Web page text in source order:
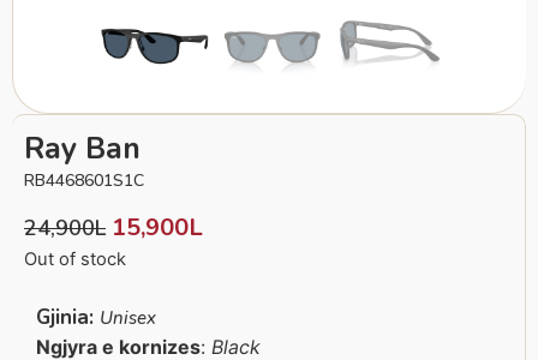
Ray Ban
RB4468601S1C
24,900L 15,900L
Out of stock
Gjinia: Unisex
Ngjyra e kornizes: Black